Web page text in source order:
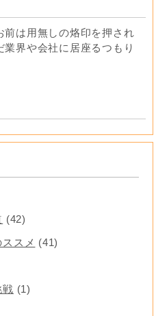
前は用無しの烙印を押され
業界や会社に居座るつもり
(42)
スメ (41)
戦 (1)